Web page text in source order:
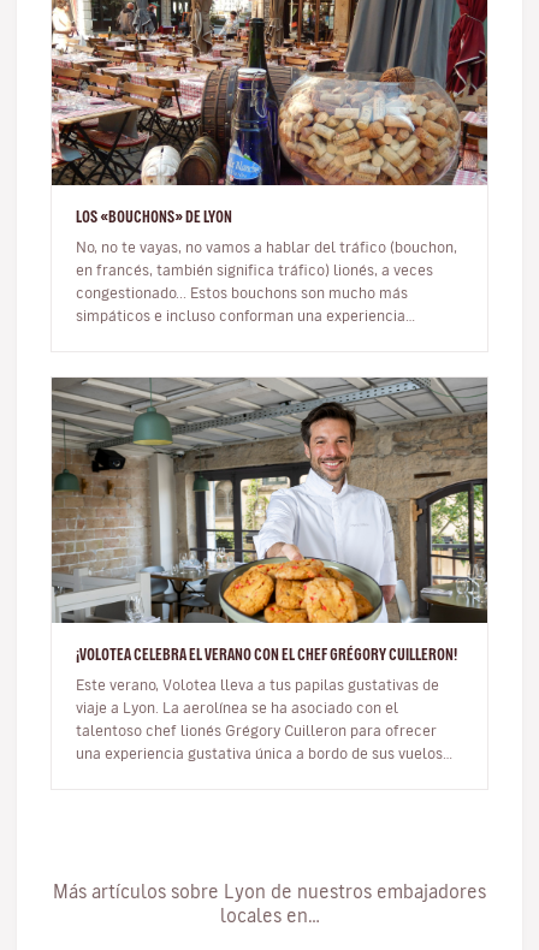
LOS «BOUCHONS» DE LYON
No, no te vayas, no vamos a hablar del tráfico (bouchon,
en francés, también significa tráfico) lionés, a veces
congestionado... Estos bouchons son mucho más
simpáticos e incluso conforman una experiencia
¡VOLOTEA CELEBRA EL VERANO CON EL CHEF GRÉGORY CUILLERON!
Este verano, Volotea lleva a tus papilas gustativas de
viaje a Lyon. La aerolínea se ha asociado con el
talentoso chef lionés Grégory Cuilleron para ofrecer
una experiencia gustativa única a bordo de sus vuelos
Más artículos sobre Lyon de nuestros embajadores
locales en…